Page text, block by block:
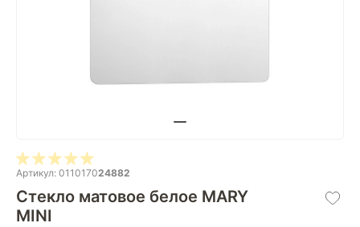
Артикул: 011017024882
Стекло матовое белое MARY
MINI